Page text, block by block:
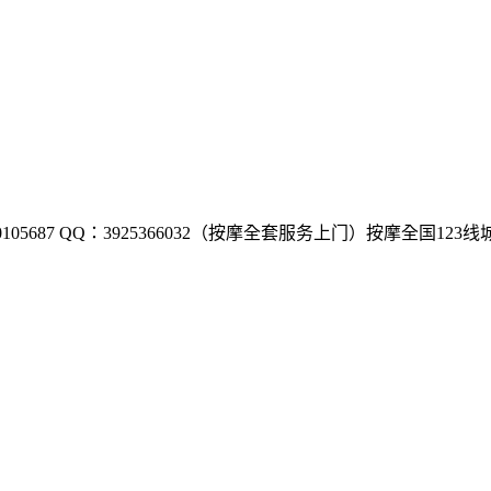
QQ：3925366032（按摩全套服务上门）按摩全国123线